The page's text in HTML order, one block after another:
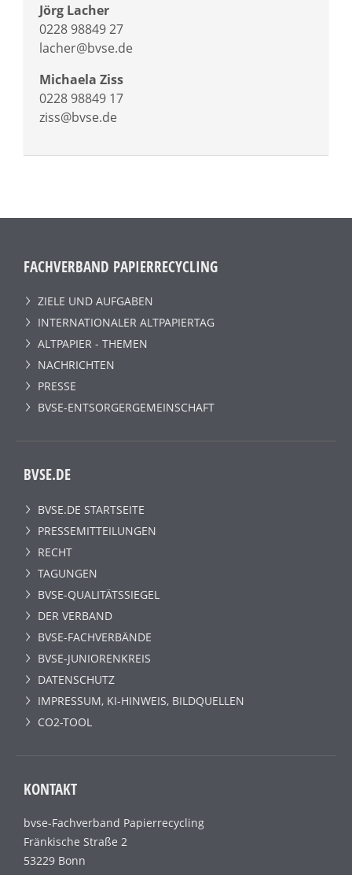
Jörg Lacher
0228 98849 27
lacher@bvse.de
Michaela Ziss
0228 98849 17
ziss@bvse.de
FACHVERBAND PAPIERRECYCLING
ZIELE UND AUFGABEN
INTERNATIONALER ALTPAPIERTAG
ALTPAPIER - THEMEN
NACHRICHTEN
PRESSE
BVSE-ENTSORGERGEMEINSCHAFT
BVSE.DE
BVSE.DE STARTSEITE
PRESSEMITTEILUNGEN
RECHT
TAGUNGEN
BVSE-QUALITÄTSSIEGEL
DER VERBAND
BVSE-FACHVERBÄNDE
BVSE-JUNIORENKREIS
DATENSCHUTZ
IMPRESSUM, KI-HINWEIS, BILDQUELLEN
CO2-TOOL
KONTAKT
bvse-Fachverband Papierrecycling
Fränkische Straße 2
53229 Bonn